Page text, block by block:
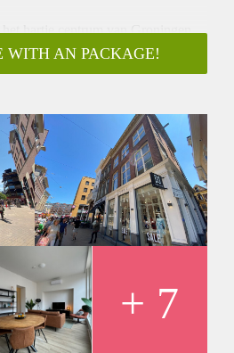
hartje centrum van Groningen.
zich diverse winkels,
De ringweg en andere
uitgerust met een
oven/magnetron en afzuigkap.
ingebouwd in de keuken. De
en van alle gemakken
ruime slaapkamers met veel
zonder de meubels verhuurd.
Beide Markten 4A-1 bedraagt:
en elektra (voorschot €150,-)
kunnen we niet op
doorgaans circa 5 kandidaten
WITH AN PACKAGE!
+ 7